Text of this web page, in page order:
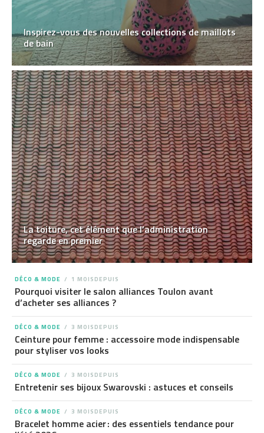
Inspirez-vous des nouvelles collections de maillots
de bain
La toiture, cet élément que l’administration
regarde en premier
DÉCO & MODE 1 MOISDEPUIS
Pourquoi visiter le salon alliances Toulon avant
d’acheter ses alliances ?
DÉCO & MODE 3 MOISDEPUIS
Ceinture pour femme : accessoire mode indispensable
pour styliser vos looks
DÉCO & MODE 3 MOISDEPUIS
Entretenir ses bijoux Swarovski : astuces et conseils
DÉCO & MODE 3 MOISDEPUIS
Bracelet homme acier : des essentiels tendance pour